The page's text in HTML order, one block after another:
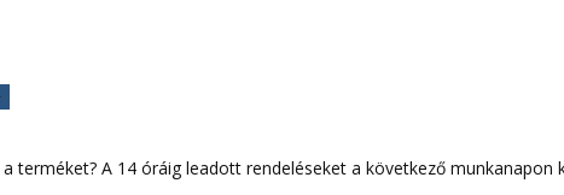
terméket? A 14 óráig leadott rendeléseket a következő munkanapon